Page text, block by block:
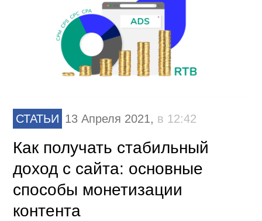
СТАТЬИ 13 Апреля 2021, в 12:42
Как получать стабильный
доход с сайта: основные
способы монетизации
контента